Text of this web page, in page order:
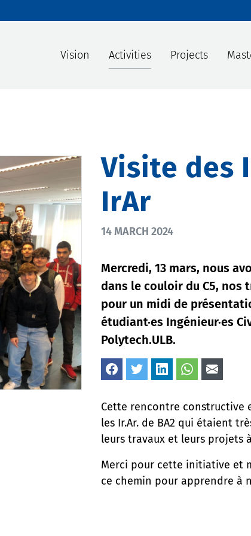
Vision Activities Projects
Visite des
IrAr
14 MARCH 2024
Mercredi, 13 mars, nous
dans le couloir du C5, nos
pour un midi de
étudiant·es Ingénieur·es
Polytech.ULB.
Cette rencontre constructive
les Ir.Ar. de BA2 qui étaient
leurs travaux et leurs projets
Merci pour cette initiative et
ce chemin pour apprendre à